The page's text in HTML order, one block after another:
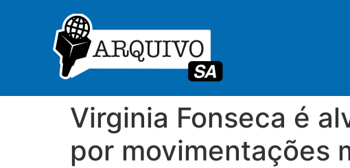
Virginia Fonseca é
por movimentações